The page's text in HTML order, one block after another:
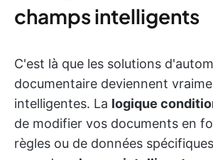
champs intelligents
C'est là que les solutions
documentaire deviennent
intelligentes. La logique
de modifier vos documents en
règles ou de données